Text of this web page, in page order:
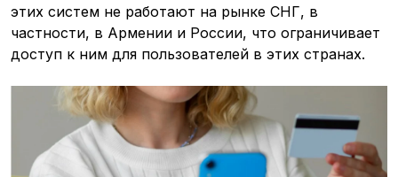
этих систем не работают на рынке СНГ, в
частности, в Армении и России, что ограничивает
доступ к ним для пользователей в этих странах.